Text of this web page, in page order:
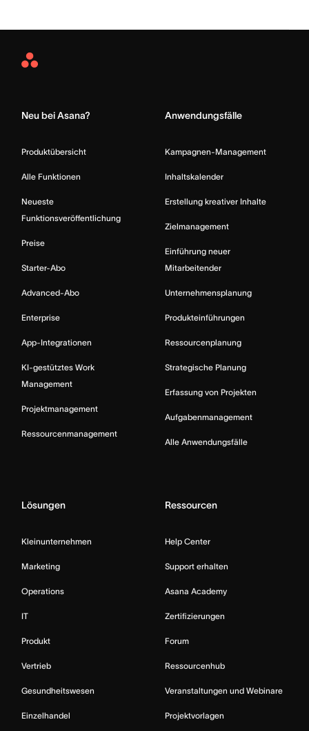
Asana
Neu bei Asana?
Produktübersicht
Alle Funktionen
Neueste
Funktionsveröffentlichung
Preise
Starter-Abo
Advanced-Abo
Enterprise
App-Integrationen
KI-gestütztes Work
Management
Projektmanagement
Ressourcenmanagement
Anwendungsfälle
Kampagnen-Management
Inhaltskalender
Erstellung kreativer Inhalte
Zielmanagement
Einführung neuer
Mitarbeitender
Unternehmensplanung
Produkteinführungen
Ressourcenplanung
Strategische Planung
Erfassung von Projekten
Aufgabenmanagement
Alle Anwendungsfälle
Lösungen
Kleinunternehmen
Marketing
Operations
IT
Produkt
Vertrieb
Gesundheitswesen
Einzelhandel
Ressourcen
Help Center
Support erhalten
Asana Academy
Zertifizierungen
Forum
Ressourcenhub
Veranstaltungen und Webinare
Projektvorlagen